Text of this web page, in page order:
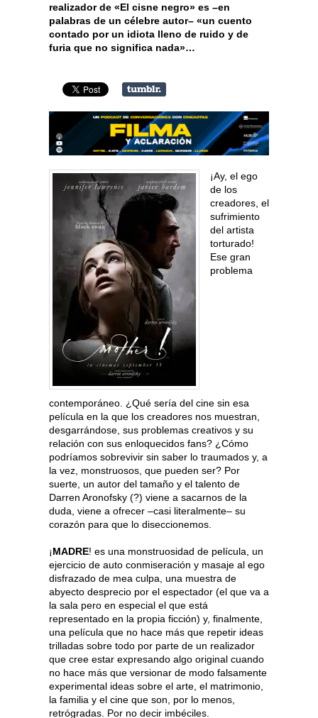
realizador de «El cisne negro» es –en
palabras de un célebre autor– «un cuento
contado por un idiota lleno de ruido y de
furia que no significa nada»…
¡Ay, el ego
de los
creadores, el
sufrimiento
del artista
torturado!
Ese gran
problema
contemporáneo. ¿Qué sería del cine sin esa
película en la que los creadores nos muestran,
desgarrándose, sus problemas creativos y su
relación con sus enloquecidos fans? ¿Cómo
podríamos sobrevivir sin saber lo traumados y, a
la vez, monstruosos, que pueden ser? Por
suerte, un autor del tamaño y el talento de
Darren Aronofsky (?) viene a sacarnos de la
duda, viene a ofrecer –casi literalmente– su
corazón para que lo diseccionemos.
¡MADRE! es una monstruosidad de película, un
ejercicio de auto conmiseración y masaje al ego
disfrazado de mea culpa, una muestra de
abyecto desprecio por el espectador (el que va a
la sala pero en especial el que está
representado en la propia ficción) y, finalmente,
una película que no hace más que repetir ideas
trilladas sobre todo por parte de un realizador
que cree estar expresando algo original cuando
no hace más que versionar de modo falsamente
experimental ideas sobre el arte, el matrimonio,
la familia y el cine que son, por lo menos,
retrógradas. Por no decir imbéciles.